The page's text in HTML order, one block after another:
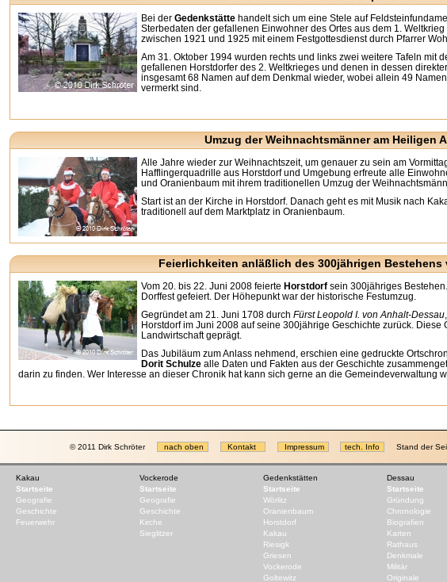
Bei der Gedenkstätte handelt sich um eine Stele auf
Sterbedaten der gefallenen Einwohner des Ortes aus dem 1.
zwischen 1921 und 1925 mit einem Festgottesdienst durch Pfarrer
Am 31. Oktober 1994 wurden rechts und links zwei weitere Tafeln mit
gefallenen Horstdorfer des 2. Weltkrieges und denen in dessen
insgesamt 68 Namen auf dem Denkmal wieder, wobei allein 49
vermerkt sind.
Umzug der Weihnachtsmänner am Heiligen
Alle Jahre wieder zur Weihnachtszeit, um genauer zu sein am
Hafflingerquadrille aus Horstdorf und Umgebung erfreute alle
und Oranienbaum mit ihrem traditionellen Umzug der
Start ist an der Kirche in Horstdorf. Danach geht es mit Musik nach
traditionell auf dem Marktplatz in Oranienbaum.
Feierlichkeiten anläßlich des 300jährigen
Vom 20. bis 22. Juni 2008 feierte Horstdorf sein 300jähriges
Dorffest gefeiert. Der Höhepunkt war der historische Festumzug.
Gegründet am 21. Juni 1708 durch Fürst Leopold I. von Anhalt-Dessau
Horstdorf im Juni 2008 auf seine 300jährige Geschichte zurück.
Landwirtschaft geprägt.
Das Jubiläum zum Anlass nehmend, erschien eine gedruckte
Dorit Schulze alle Daten und Fakten aus der Geschichte
darin zu finden. Wer Interesse an dieser Chronik hat kann sich gerne an die Gemeindeverwaltung
© 2011 Dirk Schröter nach oben Kontakt Impressum tech. Info Stand der
Kakau
Startseite
Geografie
Geschichte
Feuerwehr
Vockerode
Startseite
Geografie
Geschichte
Kirche
Sieglitzer
Gedenkstätten
Startseite
Wörlitz
Oranienbaum
Horstdorf
Kakau
Riesigk
Griesen
Vockerode
Goltewitz
Dessau
Startseite
Gründung
Chronologie
Biografien
Karten
Rathaus
Denkmale
Militär
Originale